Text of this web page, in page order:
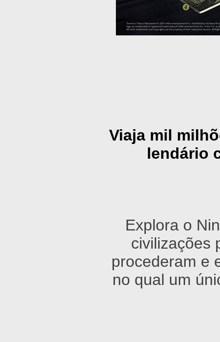
Viaja mil
lendário
Explora o
civilizações
procederam e
no qual um